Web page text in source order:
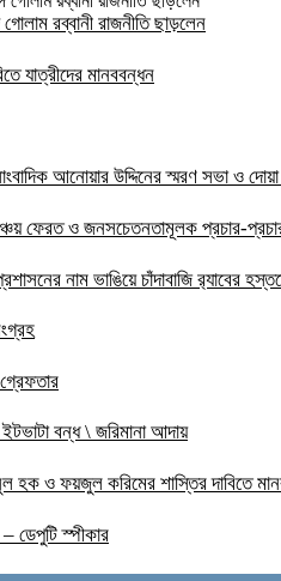
রব্বানী রাজনীতি ছাড়লেন
যাত্রীদের মানববন্ধন
আনোয়ার উদ্দিনের স্মরণ সভা ও
ফেরত ও জনসচেতনতামূলক প্রচার-
নাম ভাঙিয়ে চাঁদাবাজি র‌্যাবের
বন্ধ \ জরিমানা আদায়
হক ও ফয়জুল করিমের শাস্তির দাবিতে
ডেপুটি স্পীকার